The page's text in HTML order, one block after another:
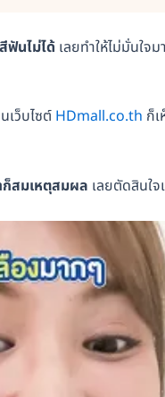
ฟันไม่ได้ เลยทำให้ไม่มั่นใจ
เว็บไซต์ HDmall.co.th ก็เ
สมเหตุสมผล เลยตัดสินใ